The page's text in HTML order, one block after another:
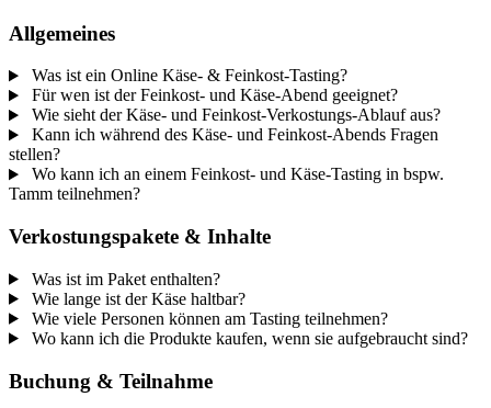
Allgemeines
Was ist ein Online Käse- & Feinkost-Tasting?
Für wen ist der Feinkost- und Käse-Abend geeignet?
Wie sieht der Käse- und Feinkost-Verkostungs-Ablauf aus?
Kann ich während des Käse- und Feinkost-Abends Fragen
stellen?
Wo kann ich an einem Feinkost- und Käse-Tasting in bspw.
Tamm teilnehmen?
Verkostungspakete & Inhalte
Was ist im Paket enthalten?
Wie lange ist der Käse haltbar?
Wie viele Personen können am Tasting teilnehmen?
Wo kann ich die Produkte kaufen, wenn sie aufgebraucht sind?
Buchung & Teilnahme